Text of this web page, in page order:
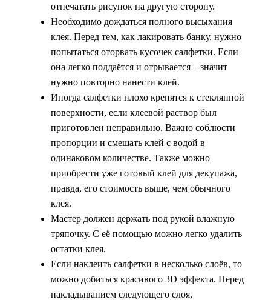
отпечатать рисунок на другую сторону.
Необходимо дождаться полного высыхания
клея. Перед тем, как лакировать банку, нужно
попытаться оторвать кусочек салфетки. Если
она легко поддаётся и отрывается – значит
нужно повторно нанести клей.
Иногда салфетки плохо крепятся к стеклянной
поверхности, если клеевой раствор был
приготовлен неправильно. Важно соблюсти
пропорции и смешать клей с водой в
одинаковом количестве. Также можно
приобрести уже готовый клей для декупажа,
правда, его стоимость выше, чем обычного
клея.
Мастер должен держать под рукой влажную
тряпочку. С её помощью можно легко удалить
остатки клея.
Если наклеить салфетки в несколько слоёв, то
можно добиться красивого 3D эффекта. Перед
накладыванием следующего слоя,